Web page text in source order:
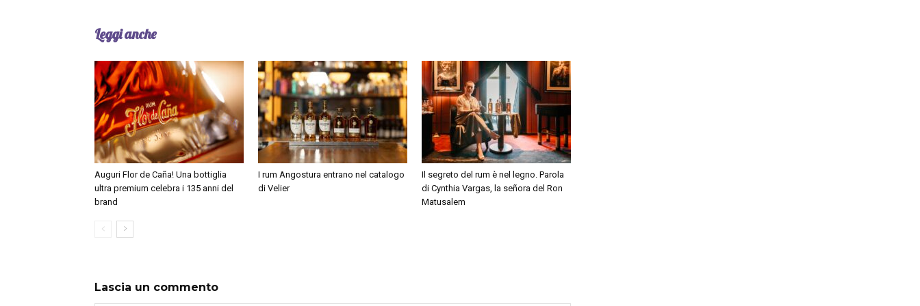
svolgerà a Parigi il 28 e 29 maggio a Parigi, dove sfiderà i campioni di altri 9 paesi: Francia, Grecia,
internazionale c’è un altro biglietto in palio: questa volta per la Martinica, patria di Saint James, per
un viaggio di piacere, e non solo, per due persone, dovrà avrà anche l’opportunità di incontrare
Marc Sassier, il master distiller di St James.
Leggi anche
Auguri Flor de Caña! Una bottiglia
ultra premium celebra i 135 anni del
brand
I rum Angostura entrano nel catalogo
di Velier
Il segreto del rum è nel legno. Parola
di Cynthia Vargas, la señora del Ron
Matusalem
Lascia un commento